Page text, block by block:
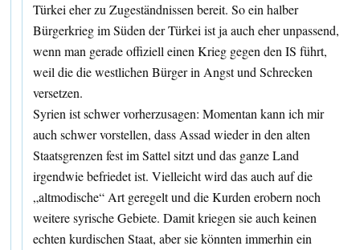
Türkei eher zu Zugeständnissen bereit. So ein halber
Bürgerkrieg im Süden der Türkei ist ja auch eher unpassend,
wenn man gerade offiziell einen Krieg gegen den IS führt,
weil die die westlichen Bürger in Angst und Schrecken
versetzen.
Syrien ist schwer vorherzusagen: Momentan kann ich mir
auch schwer vorstellen, dass Assad wieder in den alten
Staatsgrenzen fest im Sattel sitzt und das ganze Land
irgendwie befriedet ist. Vielleicht wird das auch auf die
„altmodische“ Art geregelt und die Kurden erobern noch
weitere syrische Gebiete. Damit kriegen sie auch keinen
echten kurdischen Staat, aber sie könnten immerhin ein